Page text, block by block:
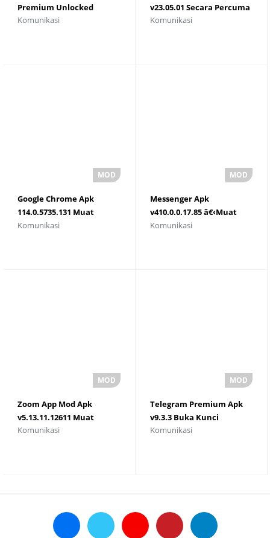
Premium Unlocked
Komunikasi
v23.05.01 Secara Percuma
Untuk Android
Komunikasi
Google Chrome Apk
114.0.5735.131 Muat
Turun Versi Terkini
Komunikasi
Messenger Apk
v410.0.0.17.85 â€‹Muat
turun 2023
Komunikasi
Zoom App Mod Apk
v5.13.11.12611 Muat
Turun
Komunikasi
Telegram Premium Apk
v9.3.3 Buka Kunci
Komunikasi